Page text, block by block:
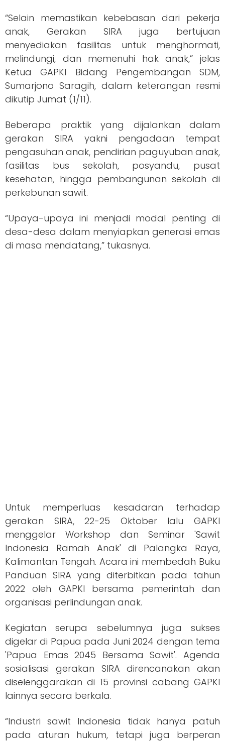
“Selain memastikan kebebasan dari pekerja
anak, Gerakan SIRA juga bertujuan
menyediakan fasilitas untuk menghormati,
melindungi, dan memenuhi hak anak,” jelas
Ketua GAPKI Bidang Pengembangan SDM,
Sumarjono Saragih, dalam keterangan resmi
dikutip Jumat (1/11).
Beberapa praktik yang dijalankan dalam
gerakan SIRA yakni pengadaan tempat
pengasuhan anak, pendirian paguyuban anak,
fasilitas bus sekolah, posyandu, pusat
kesehatan, hingga pembangunan sekolah di
perkebunan sawit.
“Upaya-upaya ini menjadi modal penting di
desa-desa dalam menyiapkan generasi emas
di masa mendatang,” tukasnya.
Untuk memperluas kesadaran terhadap
gerakan SIRA, 22-25 Oktober lalu GAPKI
menggelar Workshop dan Seminar 'Sawit
Indonesia Ramah Anak' di Palangka Raya,
Kalimantan Tengah. Acara ini membedah Buku
Panduan SIRA yang diterbitkan pada tahun
2022 oleh GAPKI bersama pemerintah dan
organisasi perlindungan anak.
Kegiatan serupa sebelumnya juga sukses
digelar di Papua pada Juni 2024 dengan tema
'Papua Emas 2045 Bersama Sawit'. Agenda
sosialisasi gerakan SIRA direncanakan akan
diselenggarakan di 15 provinsi cabang GAPKI
lainnya secara berkala.
“Industri sawit Indonesia tidak hanya patuh
pada aturan hukum, tetapi juga berperan